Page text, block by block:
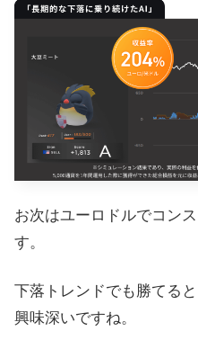
お次はユーロドルでコン
す。
下落トレンドでも勝てる
興味深いですね。